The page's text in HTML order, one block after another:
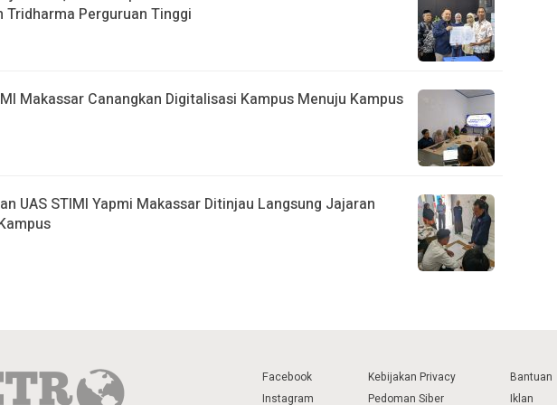
Tridharma Perguruan Tinggi
Makassar Canangkan Digitalisasi Kampus Menuju Kampus
UAS STIMI Yapmi Makassar Ditinjau Langsung Jajaran
Facebook
Instagram
Kebijakan Privacy
Pedoman Siber
Bantuan
Iklan